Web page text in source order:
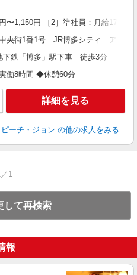
〜1,150円 ［2］準社員：月給
央街1番1号 JR博多シティ アミュ
下鉄「博多」駅下車 徒歩3分
働8時間 ◆休憩60分
詳細を見る
ピーチ・ジョン の他の求人をみる
1
して再検索
報